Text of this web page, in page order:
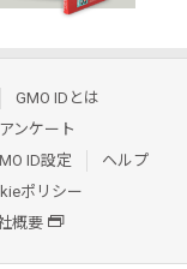
GMO IDとは
ンケート
ID設定
ヘルプ
ポリシー
概要